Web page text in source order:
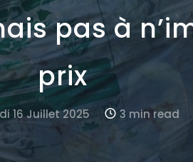
pas à
prix
16 Juillet 2025 3 min read